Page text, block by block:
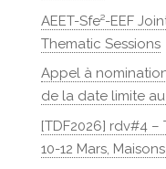
AEET-Sfe²-EEF
Thematic Sessions
Appel à
de la date limite au
[TDF2026] rdv#4 –
10-12 Mars,